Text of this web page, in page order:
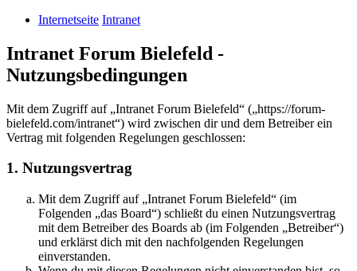
Internetseite Intranet
Intranet Forum Bielefeld -
Nutzungsbedingungen
Mit dem Zugriff auf „Intranet Forum Bielefeld“ („https://forum-
bielefeld.com/intranet“) wird zwischen dir und dem Betreiber ein
Vertrag mit folgenden Regelungen geschlossen:
1. Nutzungsvertrag
Mit dem Zugriff auf „Intranet Forum Bielefeld“ (im
Folgenden „das Board“) schließt du einen Nutzungsvertrag
mit dem Betreiber des Boards ab (im Folgenden „Betreiber“)
und erklärst dich mit den nachfolgenden Regelungen
einverstanden.